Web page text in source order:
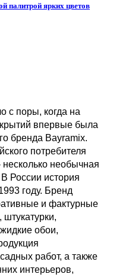
палитрой ярких цветов
с поры, когда на
впервые была
бренда Bayramix.
потребителя
необычная
России история
году. Бренд
и фактурные
обои,
работ, а также
интерьеров,